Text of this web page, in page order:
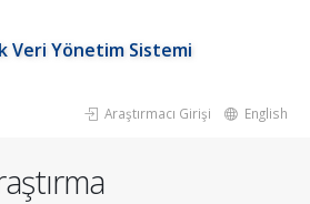
Veri Yönetim Sistemi
Araştırmacı Girişi English